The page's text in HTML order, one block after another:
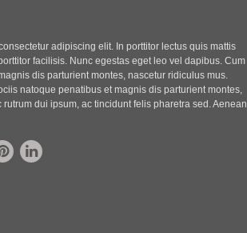
adipiscing elit. In porttitor lectus quis mattis
facilisis. Nunc egestas eget leo vel dapibus. Cum
dis parturient montes, nascetur ridiculus mus.
natoque penatibus et magnis dis parturient montes,
dui ipsum, ac tincidunt felis pharetra sed. Aenean